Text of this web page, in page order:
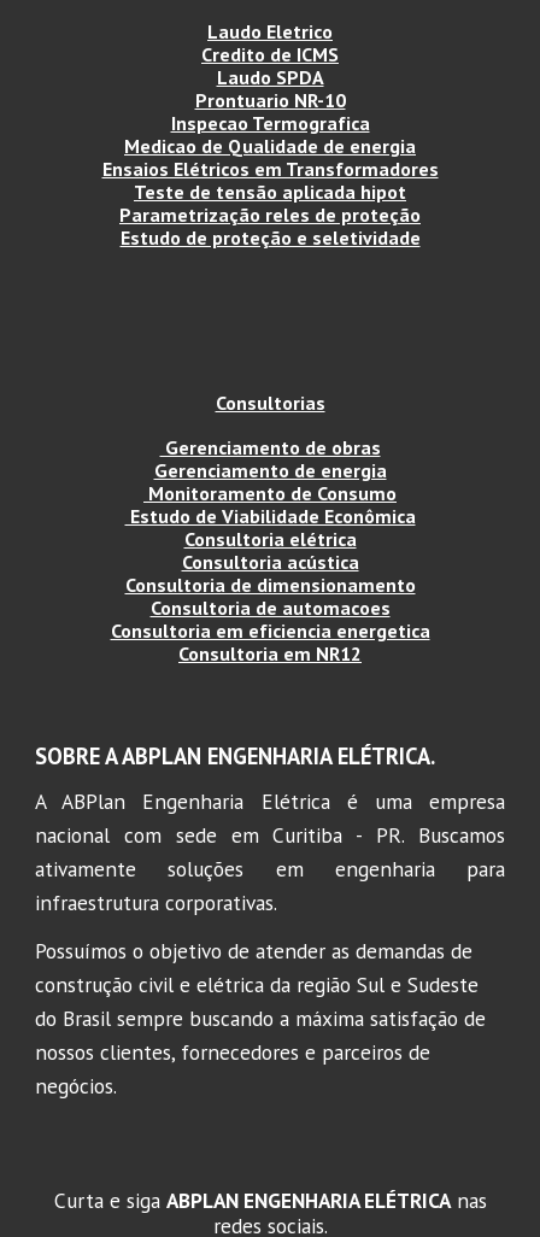
Laudo Eletrico
Credito de ICMS
Laudo SPDA
Prontuario NR-10
Inspecao Termografica
Medicao de Qualidade de energia
Ensaios Elétricos em Transformadores
Teste de tensão aplicada hipot
Parametrização reles de proteção
Estudo de proteção e seletividade
Consultorias
Gerenciamento de obras
Gerenciamento de energia
Monitoramento de Consumo
Estudo de Viabilidade Econômica
Consultoria elétrica
Consultoria acústica
Consultoria de dimensionamento
Consultoria de automacoes
Consultoria em eficiencia energetica
Consultoria em NR12
SOBRE A ABPLAN ENGENHARIA ELÉTRICA.
A ABPlan Engenharia Elétrica é uma empresa
nacional com sede em Curitiba - PR. Buscamos
ativamente soluções em engenharia para
infraestrutura corporativas.
Possuímos o objetivo de atender as demandas de
construção civil e elétrica da região Sul e Sudeste
do Brasil sempre buscando a máxima satisfação de
nossos clientes, fornecedores e parceiros de
negócios.
Curta e siga ABPLAN ENGENHARIA ELÉTRICAnas
redes sociais.